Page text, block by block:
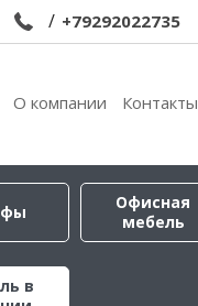
/ +79292022735
О компании Контакты
Офисная
мебель
в